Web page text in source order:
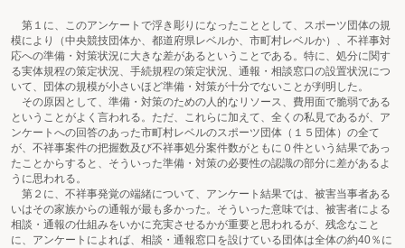
第１に、このアンケートで浮き彫りになったこととして、スポーツ団体の規
模により（中央競技団体か、都道府県レベルか、市町村レベルか）、不祥事対
応への準備・対策状況に大きな差があるということである。特に、処分に関す
る実体規程の策定状況、手続規程の策定状況、通報・相談窓口の設置状況につ
いて、団体の規模が小さいほど準備・対策が十分でないことが判明した。
その原因として、準備・対策のための人的なリソース、費用面で脆弱である
ということがよく言われる。ただ、これらに加えて、全くの私見であるが、ア
ンケートへの回答のあった市町村レベルのスポーツ団体（１５団体）の全て
が、不祥事案件の把握数及び不祥事処分案件数がともに０件という結果であっ
たことからすると、そういった準備・対策の必要性の認識の部分に差があるよ
うに思われる。
第２に、不祥事発覚の端緒について、アンケート結果では、被害当事者ある
いはその家族からの通報が最も多かった。そういった意味では、被害者による
相談・通報の仕組みをいかに充実させるかが重要と思われるが、残念なこと
に、アンケートによれば、相談・通報窓口を設けている団体は全体の約40％に